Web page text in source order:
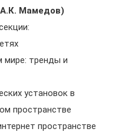
А.К. Мамедов)
мире: тренды и
установок в
пространстве
пространстве